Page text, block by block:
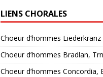
LIENS CHORALES
Choeur d’hommes Liederkranz
Choeur d’hommes Bradlan,
Choeur d’hommes Concordia,